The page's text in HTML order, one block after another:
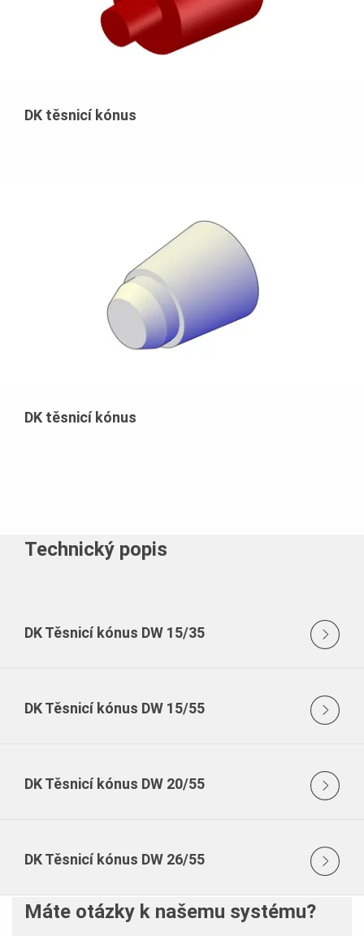
DK těsnicí kónus
DK těsnicí kónus
Technický popis
DK Těsnicí kónus DW 15/35
DK Těsnicí kónus DW 15/55
DK Těsnicí kónus DW 20/55
DK Těsnicí kónus DW 26/55
Máte otázky k našemu systému?